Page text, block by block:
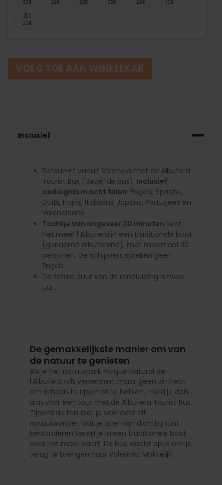
31
VOEG TOE AAN WINKELKAR
Inclusief
Retour-rit vanuit Valencia met de Albufera
Tourist Bus (dezelfde bus). Inclusief
audiogids in acht talen: Engels, Spaans,
Duits, Frans, Italiaans, Japans, Portugees en
Valenciaans.
Tochtje van ongeveer 30 minuten over
het meer l'Albufera in een traditionele boot
(genaamd albuferenc), met maximaal 30
personen. De schippers spreken geen
Engels.
De totale duur van de rondleiding is twee
uur
De gemakkelijkste manier om van
de natuur te genieten
Als je het natuurpark Parque Natural de
l'Albufera wilt verkennen, maar geen zin hebt
om erheen te rijden of te fietsen, meld je dan
aan voor een tour met de Albufera Tourist Bus.
Tijdens de reis leer je veel over dit
natuurwonder, dat je later van dichtbij kunt
bewonderen terwijl je in een traditionele boot
over het meer vaart. De bus wacht op je om je
terug te brengen naar Valencia. Makkelijk!